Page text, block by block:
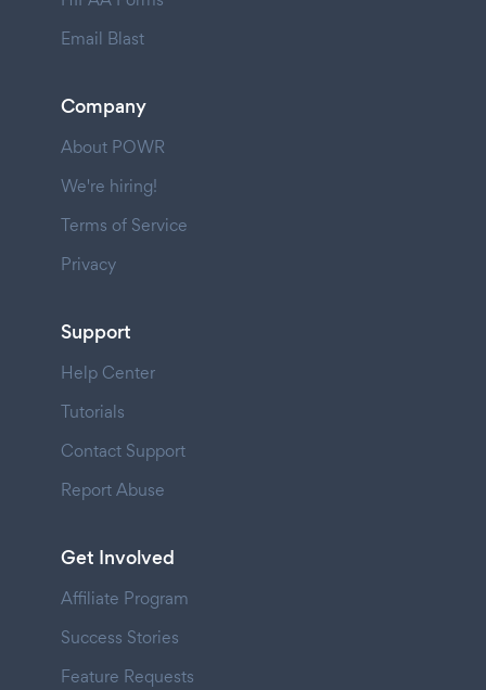
Email Blast
Company
About POWR
We're hiring!
Terms of Service
Privacy
Support
Help Center
Tutorials
Contact Support
Report Abuse
Get Involved
Affiliate Program
Success Stories
Feature Requests